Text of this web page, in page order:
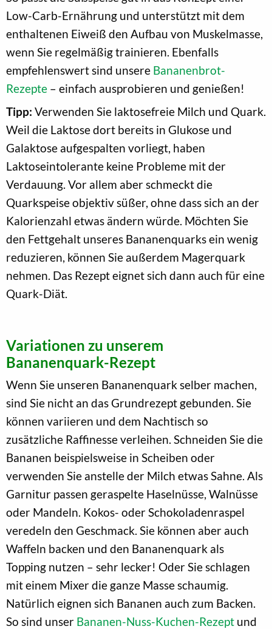
Low-Carb-Ernährung und unterstützt mit dem
enthaltenen Eiweiß den Aufbau von Muskelmasse,
wenn Sie regelmäßig trainieren. Ebenfalls
empfehlenswert sind unsere Bananenbrot-
Rezepte – einfach ausprobieren und genießen!
Tipp: Verwenden Sie laktosefreie Milch und Quark.
Weil die Laktose dort bereits in Glukose und
Galaktose aufgespalten vorliegt, haben
Laktoseintolerante keine Probleme mit der
Verdauung. Vor allem aber schmeckt die
Quarkspeise objektiv süßer, ohne dass sich an der
Kalorienzahl etwas ändern würde. Möchten Sie
den Fettgehalt unseres Bananenquarks ein wenig
reduzieren, können Sie außerdem Magerquark
nehmen. Das Rezept eignet sich dann auch für eine
Quark-Diät.
Variationen zu unserem
Bananenquark-Rezept
Wenn Sie unseren Bananenquark selber machen,
sind Sie nicht an das Grundrezept gebunden. Sie
können variieren und dem Nachtisch so
zusätzliche Raffinesse verleihen. Schneiden Sie die
Bananen beispielsweise in Scheiben oder
verwenden Sie anstelle der Milch etwas Sahne. Als
Garnitur passen geraspelte Haselnüsse, Walnüsse
oder Mandeln. Kokos- oder Schokoladenraspel
veredeln den Geschmack. Sie können aber auch
Waffeln backen und den Bananenquark als
Topping nutzen – sehr lecker! Oder Sie schlagen
mit einem Mixer die ganze Masse schaumig.
Natürlich eignen sich Bananen auch zum Backen.
So sind unser Bananen-Nuss-Kuchen-Rezept und